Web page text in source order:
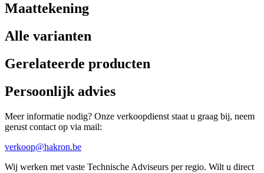
Maattekening
Alle varianten
Gerelateerde producten
Persoonlijk advies
Meer informatie nodig? Onze verkoopdienst staat u graag bij, neem
gerust contact op via mail:
verkoop@hakron.be
Wij werken met vaste Technische Adviseurs per regio. Wilt u direct